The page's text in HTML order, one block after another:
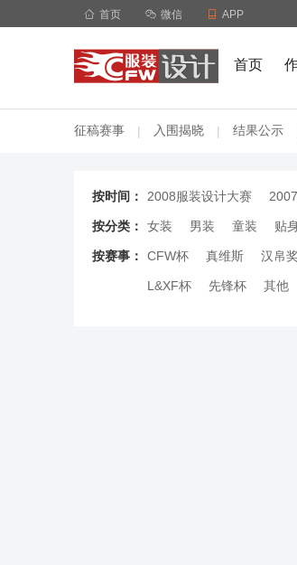
 首页  微信  APP
首页
征稿赛事 | 入围揭晓 | 结果公示
按时间： 2008服装设计大赛
按分类： 女装 男装 童装 贴
按赛事： CFW杯 真维斯 汉帛奖
L&XF杯 先锋杯 其他